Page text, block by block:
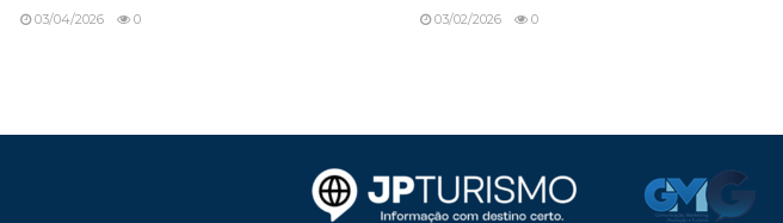
03/04/2026 0 03/02/2026 0